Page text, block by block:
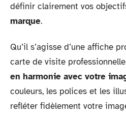
définir clairement vos
marque.
Qu’il s’agisse d’une affiche
carte de visite
en harmonie avec votre
couleurs, les polices et les
refléter fidèlement votre